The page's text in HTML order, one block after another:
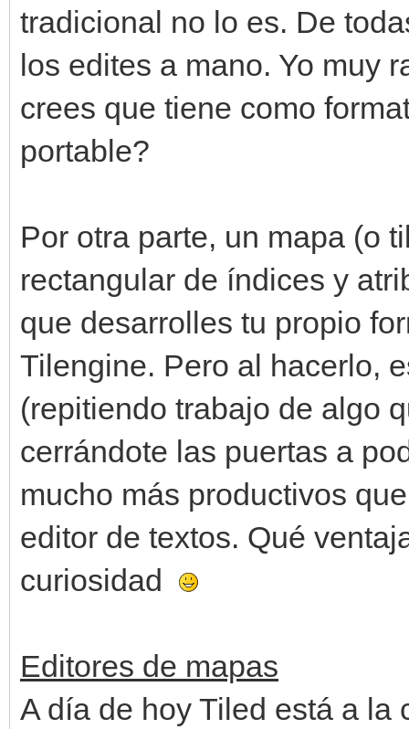
tradicional no lo es. De
los edites a mano. Yo muy
crees que tiene como
portable?
Por otra parte, un mapa (o
rectangular de índices y
que desarrolles tu propio
Tilengine. Pero al hacerlo,
(repitiendo trabajo de algo
cerrándote las puertas a
mucho más productivos
editor de textos. Qué
curiosidad
Editores de mapas
A día de hoy Tiled está a la